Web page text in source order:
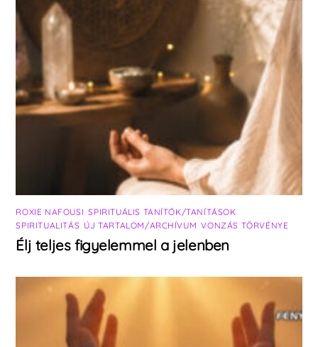
ROXIE NAFOUSI ,SPIRITUÁLIS TANÍTÓK/TANÍTÁSOK
SPIRITUALITÁS ÚJ TARTALOM/ARCHÍVUM ,VONZÁS TÖRVÉNYE
Élj teljes figyelemmel a jelenben